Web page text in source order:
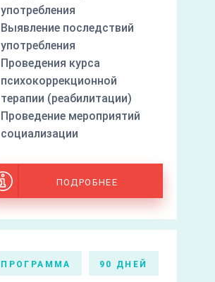
употребления
Выявление последствий
употребления
Проведения курса
психокоррекционной
терапии (реабилитации)
Проведение мероприятий
социализации
ПОДРОБНЕЕ
ПРОГРАММА 90 ДНЕЙ